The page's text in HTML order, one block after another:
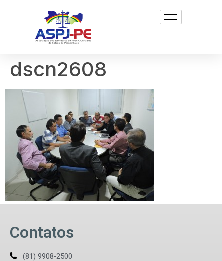
dscn2608
Contatos
(81) 9908-2500